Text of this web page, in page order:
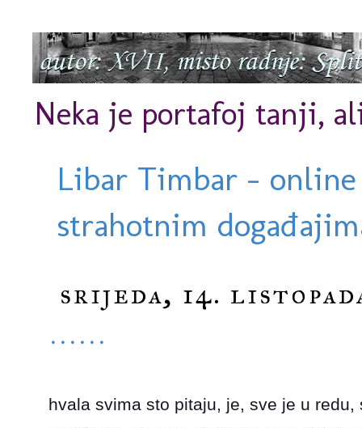
Neka je portafoj tanji,
Libar Timbar -
strahotnim
srijeda, 14.
˙˙˙˙˙˙
hvala svima sto pitaju, je, sve je u